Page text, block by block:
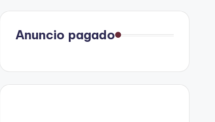
Anuncio pagado